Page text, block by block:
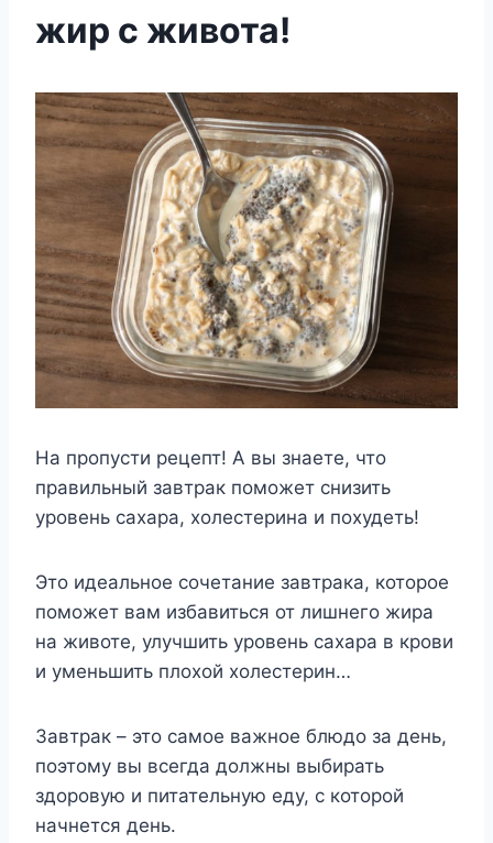
жир с живота!
На пропусти рецепт! А вы знаете, что
правильный завтрак поможет снизить
уровень сахара, холестерина и похудеть!
Это идеальное сочетание завтрака, которое
поможет вам избавиться от лишнего жира
на животе, улучшить уровень сахара в крови
и уменьшить плохой холестерин…
Завтрак – это самое важное блюдо за день,
поэтому вы всегда должны выбирать
здоровую и питательную еду, с которой
начнется день.